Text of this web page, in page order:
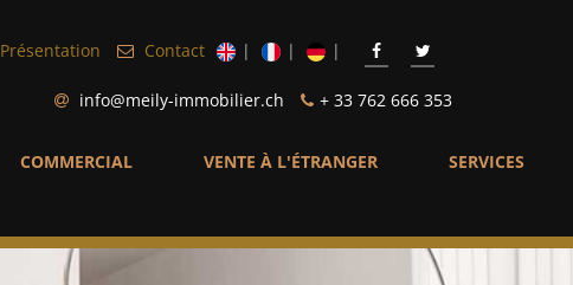
Présentation Contact
info@meily-immobilier.ch + 33 762 666 353
COMMERCIAL VENTE À L'ÉTRANGER SERVICES